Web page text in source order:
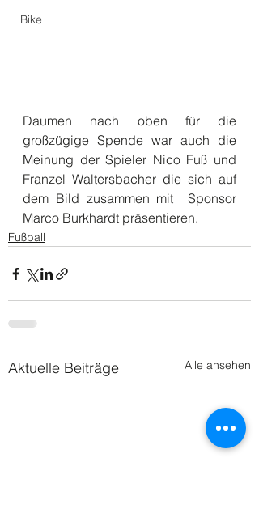
Bike
Daumen nach oben für die
großzügige Spende war auch die
Meinung der Spieler Nico Fuß und
Franzel Waltersbacher die sich auf
dem Bild zusammen mit  Sponsor
Marco Burkhardt präsentieren.
Fußball
Aktuelle Beiträge Alle ansehen